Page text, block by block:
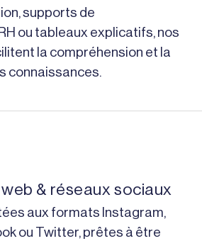
supports de
ou tableaux explicatifs, nos
la compréhension et la
connaissances.
& réseaux sociaux
aux formats Instagram,
ou Twitter, prêtes à être